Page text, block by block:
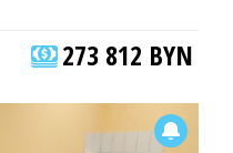
273 812 BYN